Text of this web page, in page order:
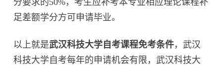
分要求的50%，考生应补考本专业相应理论课程补
足差额学分方可申请毕业。
以上就是武汉科技大学自考课程免考条件，武汉
科技大学自考每年的申请机会有限，武汉科技大